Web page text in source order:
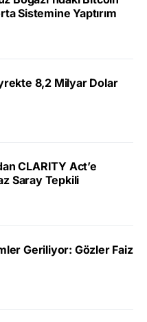
Sistemine Yaptırım
8,2 Milyar Dolar
CLARITY Act’e
Saray Tepkili
Geriliyor: Gözler Faiz